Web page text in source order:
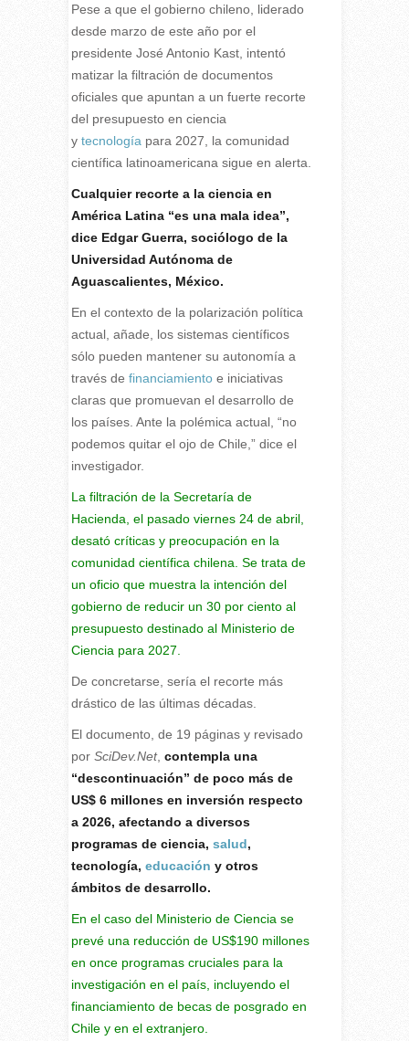
Pese a que el gobierno chileno, liderado
desde marzo de este año por el
presidente José Antonio Kast, intentó
matizar la filtración de documentos
oficiales que apuntan a un fuerte recorte
del presupuesto en ciencia
y tecnología para 2027, la comunidad
científica latinoamericana sigue en alerta.
Cualquier recorte a la ciencia en
América Latina “es una mala idea”,
dice Edgar Guerra, sociólogo de la
Universidad Autónoma de
Aguascalientes, México.
En el contexto de la polarización política
actual, añade, los sistemas científicos
sólo pueden mantener su autonomía a
través de financiamientoe iniciativas
claras que promuevan el desarrollo de
los países. Ante la polémica actual, “no
podemos quitar el ojo de Chile,” dice el
investigador.
La filtración de la Secretaría de
Hacienda, el pasado viernes 24 de abril,
desató críticas y preocupación en la
comunidad científica chilena. Se trata de
un oficio que muestra la intención del
gobierno de reducir un 30 por ciento al
presupuesto destinado al Ministerio de
Ciencia para 2027.
De concretarse, sería el recorte más
drástico de las últimas décadas.
El documento, de 19 páginas y revisado
por SciDev.Net, contempla una
“descontinuación” de poco más de
US$ 6 millones en inversión respecto
a 2026, afectando a diversos
programas de ciencia, salud,
tecnología, educación y otros
ámbitos de desarrollo.
En el caso del Ministerio de Ciencia se
prevé una reducción de US$190 millones
en once programas cruciales para la
investigación en el país, incluyendo el
financiamiento de becas de posgrado en
Chile y en el extranjero.